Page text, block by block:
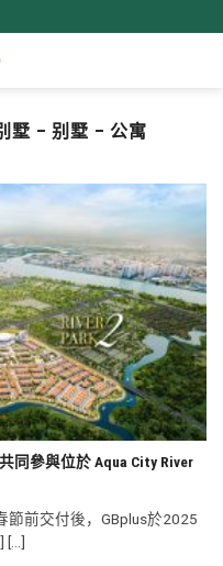
墅 – 别墅 – 公寓
同參與位於 Aqua City River
前交付後，GBplus於2025
[...]